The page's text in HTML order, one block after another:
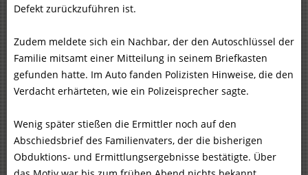
Defekt zurückzuführen ist.
Zudem meldete sich ein Nachbar, der den Autoschlüssel der
Familie mitsamt einer Mitteilung in seinem Briefkasten
gefunden hatte. Im Auto fanden Polizisten Hinweise, die den
Verdacht erhärteten, wie ein Polizeisprecher sagte.
Wenig später stießen die Ermittler noch auf den
Abschiedsbrief des Familienvaters, der die bisherigen
Obduktions- und Ermittlungsergebnisse bestätigte. Über